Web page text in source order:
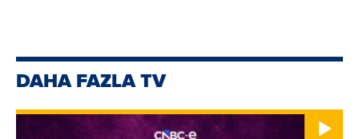
DAHA FAZLA TV